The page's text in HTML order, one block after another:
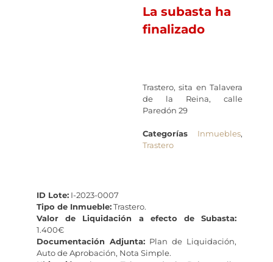
La subasta ha
finalizado
Trastero, sita en Talavera
de la Reina, calle
Paredón 29
Categorías Inmuebles,
Trastero
ID Lote: I-2023-0007
Tipo de Inmueble:Trastero.
Valor de Liquidación a efecto de Subasta:
1.400€
Documentación Adjunta: Plan de Liquidación,
Auto de Aprobación, Nota Simple.